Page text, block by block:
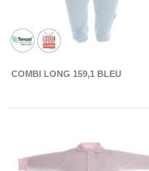
COMBI LONG 159,1 BLEU